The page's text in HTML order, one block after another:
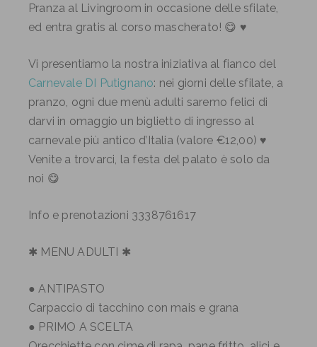
Pranza al Livingroom in occasione delle sfilate,
ed entra gratis al corso mascherato! 😋 ♥
Vi presentiamo la nostra iniziativa al fianco del
Carnevale DI Putignano: nei giorni delle sfilate, a
pranzo, ogni due menù adulti saremo felici di
darvi in omaggio un biglietto di ingresso al
carnevale più antico d’Italia (valore €12,00) ♥
Venite a trovarci, la festa del palato è solo da
noi 😋
Info e prenotazioni 3338761617
✱ MENU ADULTI ✱
● ANTIPASTO
Carpaccio di tacchino con mais e grana
● PRIMO A SCELTA